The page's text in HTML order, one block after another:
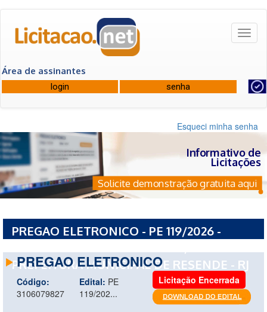
Área de assinantes
Esqueci minha senha
Informativo de
Licitações
Solicite demonstração gratuita aqui
PREGAO ELETRONICO - PE 119/2026 -
PREFEITURA MUNICIPAL DE RESENDE - RJ
PREGAO ELETRONICO
Código:
3106079827
Edital: PE
119/202...
Licitação Encerrada